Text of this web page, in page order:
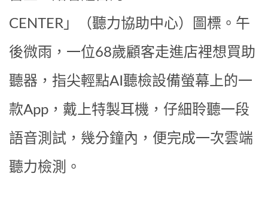
CENTER」（聽力協助中心）圖標。午
後微雨，一位68歲顧客走進店裡想買助
聽器，指尖輕點AI聽檢設備螢幕上的一
款App，戴上特製耳機，仔細聆聽一段
語音測試，幾分鐘內，便完成一次雲端
聽力檢測。